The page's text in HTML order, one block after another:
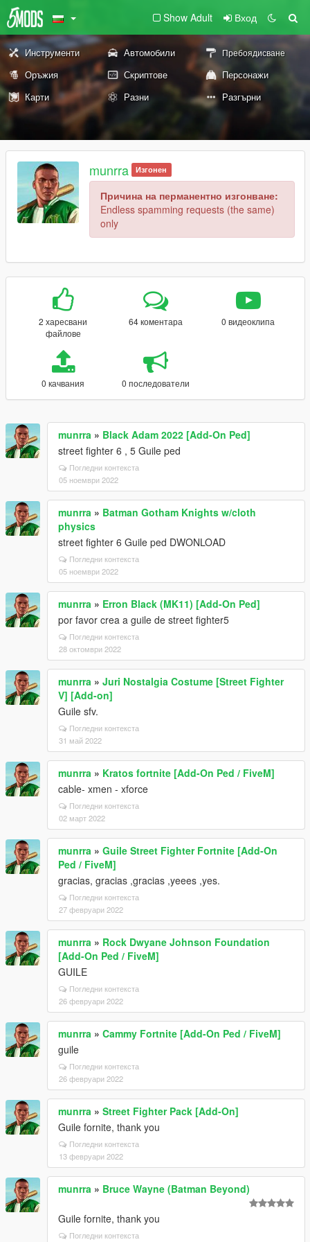
Show Adult Вход
Инструменти Автомобили Пребоядисване
Оръжия Скриптове
Персонажи
Карти
Разни Разгърни
munrra Изгонен
Причина на перманентно изгонване:
Endless spamming requests (the same)
only
2 харесвани
файлове
64 коментара 0 видеоклипа
0 качвания 0 последователи
munrra » Black Adam 2022 [Add-On Ped]
street fighter 6 , 5 Guile ped
Погледни контекста
05 ноември 2022
munrra » Batman Gotham Knights w/cloth
physics
street fighter 6 Guile ped DWONLOAD
Погледни контекста
05 ноември 2022
munrra » Erron Black (MK11) [Add-On Ped]
por favor crea a guile de street fighter5
Погледни контекста
28 октомври 2022
munrra » Juri Nostalgia Costume [Street Fighter
V] [Add-on]
Guile sfv.
Погледни контекста
31 май 2022
munrra » Kratos fortnite [Add-On Ped / FiveM]
cable- xmen - xforce
Погледни контекста
02 март 2022
munrra » Guile Street Fighter Fortnite [Add-On
Ped / FiveM]
gracias, gracias ,gracias ,yeees ,yes.
Погледни контекста
27 февруари 2022
munrra » Rock Dwyane Johnson Foundation
[Add-On Ped / FiveM]
GUILE
Погледни контекста
26 февруари 2022
munrra » Cammy Fortnite [Add-On Ped / FiveM]
guile
Погледни контекста
26 февруари 2022
munrra » Street Fighter Pack [Add-On]
Guile fornite, thank you
Погледни контекста
13 февруари 2022
munrra » Bruce Wayne (Batman Beyond)
Guile fornite, thank you
Погледни контекста